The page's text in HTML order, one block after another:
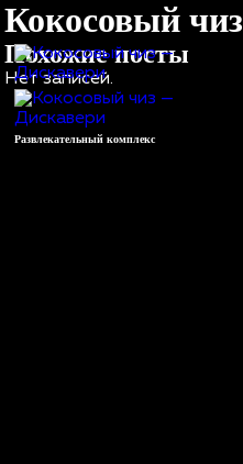
Развлекательный комплекс
Кокосовый чиз
Похожие посты
Нет записей.